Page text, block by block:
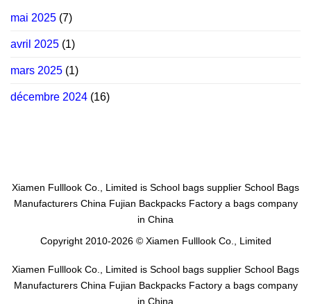
mai 2025 (7)
avril 2025 (1)
mars 2025 (1)
décembre 2024 (16)
Xiamen Fulllook Co., Limited is School bags supplier School Bags
Manufacturers China Fujian Backpacks Factorya bags company
in China
Copyright 2010-2026 © Xiamen Fulllook Co., Limited
Xiamen Fulllook Co., Limited is School bags supplier School Bags
Manufacturers China Fujian Backpacks Factorya bags company
in China